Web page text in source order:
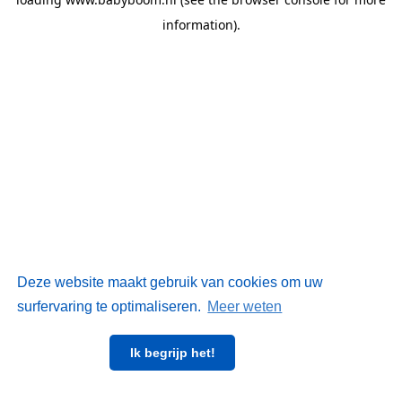
Deze website maakt gebruik van cookies om uw
surfervaring te optimaliseren. Meer weten
Ik begrijp het!
information).